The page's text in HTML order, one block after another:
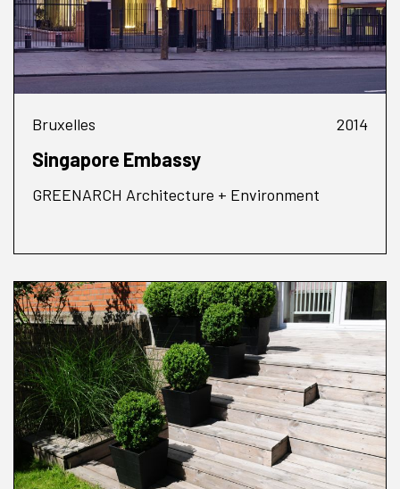
Bruxelles 2014
Singapore Embassy
GREENARCH Architecture + Environment